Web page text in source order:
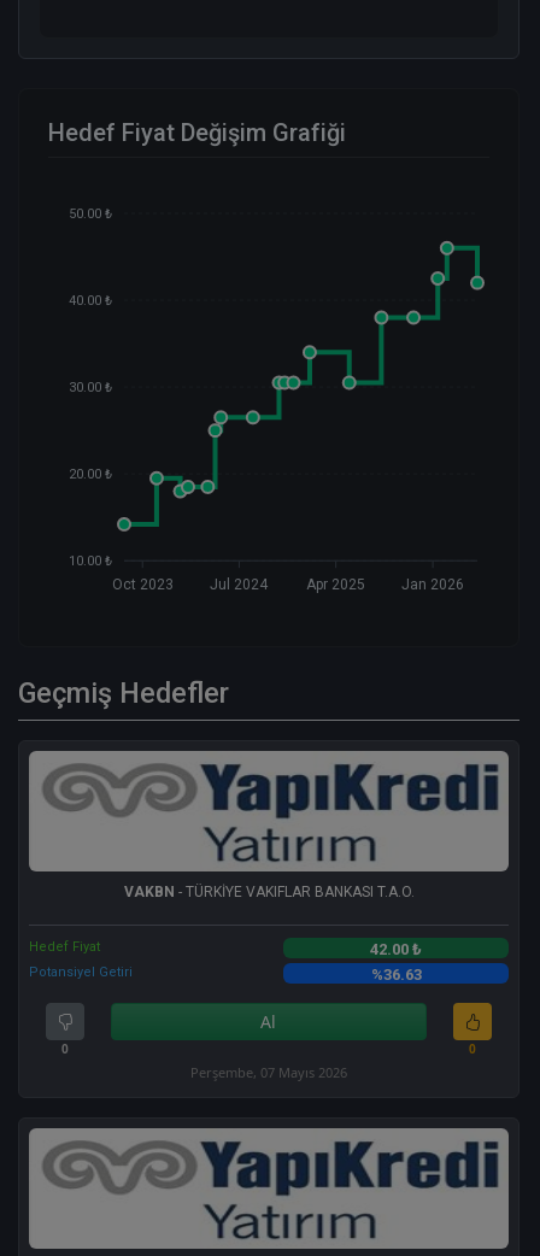
Hedef Fiyat Değişim Grafiği
50.00 ₺
40.00 ₺
30.00 ₺
20.00 ₺
10.00 ₺
Oct 2023 Jul 2024 Apr 2025 Jan 2026
Geçmiş Hedefler
VAKBN - TÜRKİYE VAKIFLAR BANKASI T.A.O.
Hedef Fiyat 42.00 ₺
Potansiyel Getiri %36.63
0
Al
0
Perşembe, 07 Mayıs 2026